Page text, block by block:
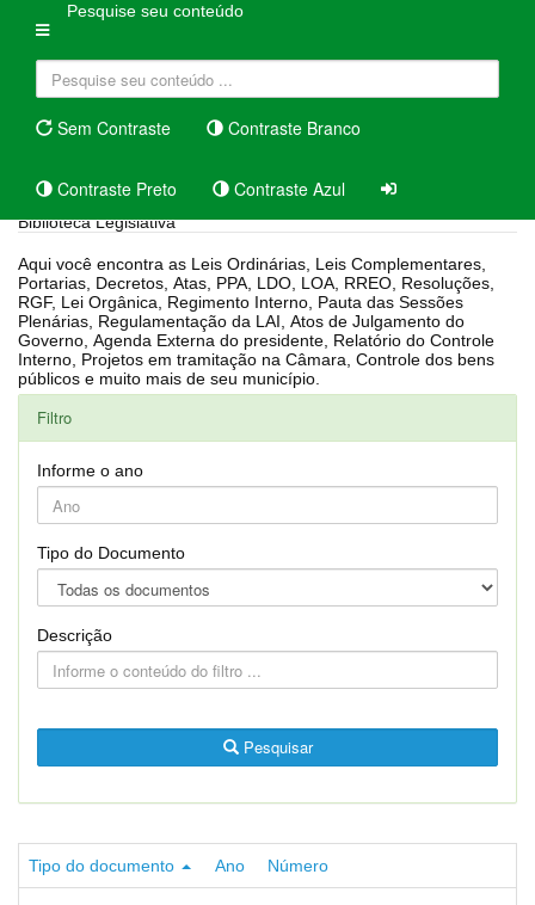
Pesquise seu conteúdo
Sem Contraste Contraste Branco
Contraste Preto Contraste Azul
Biblioteca Legislativa
Aqui você encontra as Leis Ordinárias, Leis Complementares,
Portarias, Decretos, Atas, PPA, LDO, LOA, RREO, Resoluções,
RGF, Lei Orgânica, Regimento Interno, Pauta das Sessões
Plenárias, Regulamentação da LAI, Atos de Julgamento do
Governo, Agenda Externa do presidente, Relatório do Controle
Interno, Projetos em tramitação na Câmara, Controle dos bens
públicos e muito mais de seu município.
Filtro
Informe o ano
Tipo do Documento
Descrição
Pesquisar
Tipo do documento Ano Número